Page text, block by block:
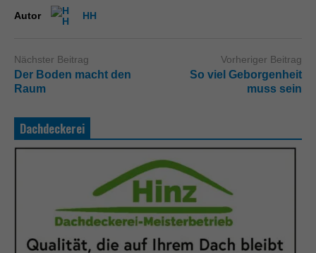
Autor HH
Nächster Beitrag
Der Boden macht den
Raum
Vorheriger Beitrag
So viel Geborgenheit
muss sein
Dachdeckerei